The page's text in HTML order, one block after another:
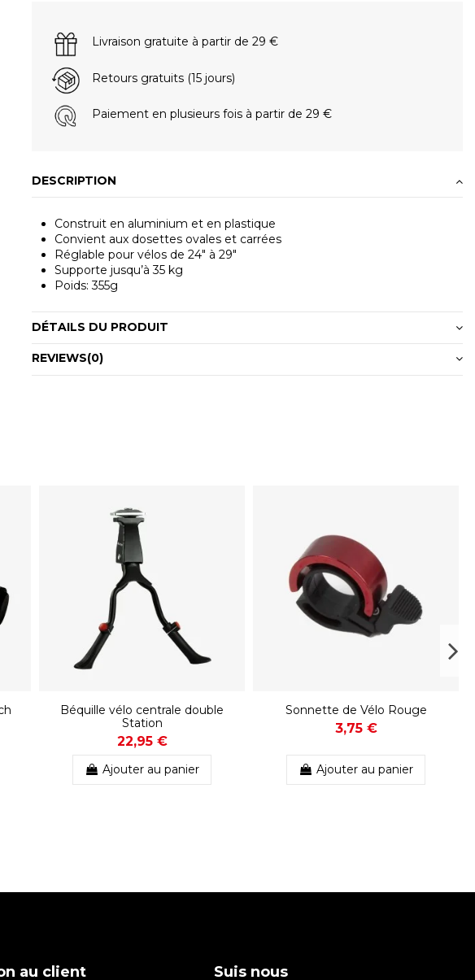
Livraison gratuite à partir de 29 €
Retours gratuits (15 jours)
Paiement en plusieurs fois à partir de 29 €
DESCRIPTION
Construit en aluminium et en plastique
Convient aux dosettes ovales et carrées
Réglable pour vélos de 24" à 29"
Supporte jusqu’à 35 kg
Poids: 355g
DÉTAILS DU PRODUIT
REVIEWS(0)
Béquille vélo centrale double
Station
22,95 €
Ajouter au panier
Sonnette de Vélo Rouge
3,75 €
Ajouter au panier
au client Suis nous